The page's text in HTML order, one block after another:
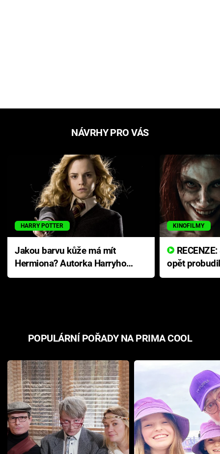
NÁVRHY PRO VÁS
HARRY POTTER
Jakou barvu kůže má mít
Hermiona? Autorka Harryho
Pottera přišla s ráznou
KINOFILMY
opět
přichází s
POPULÁRNÍ POŘADY NA PRIMA COOL